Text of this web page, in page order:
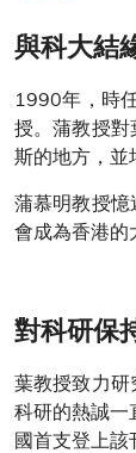
與科大結
1990年，時
授。蒲教授
斯的地方，並
蒲慕明教授
會成為香港的
對科研保
葉教授致力
科研的熱誠
國首支登上